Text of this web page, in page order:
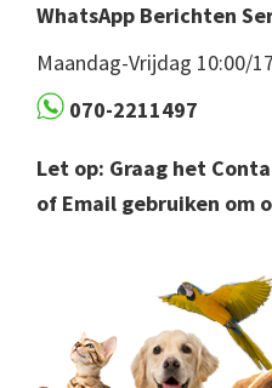
WhatsApp Berichten
Maandag-Vrijdag 10:00/
070-2211497
Let op: Graag het
of Email gebruiken om